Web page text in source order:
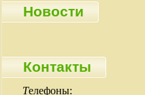
Новости
Контакты
Телефоны: